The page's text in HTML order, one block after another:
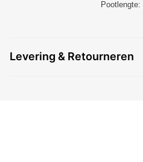
Pootlengte:
Levering & Retourneren